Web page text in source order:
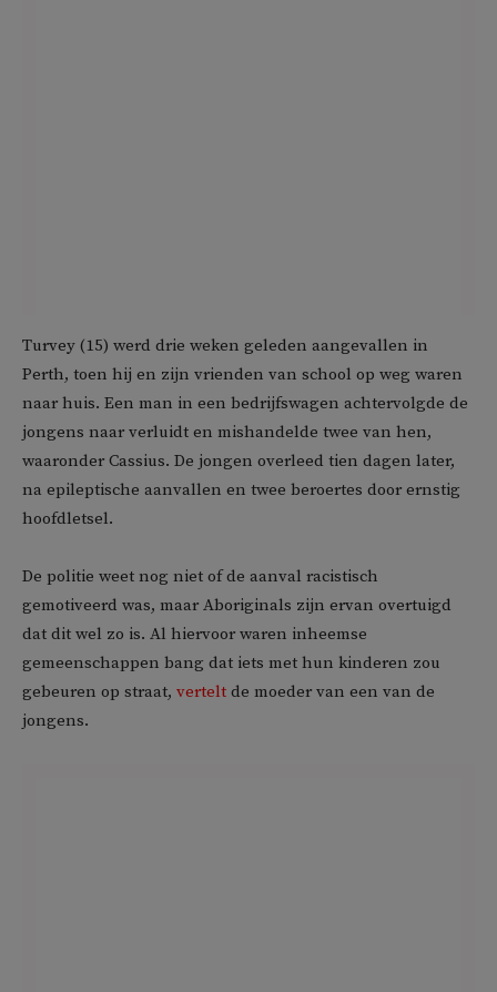
Turvey (15) werd drie weken geleden aangevallen in
Perth, toen hij en zijn vrienden van school op weg waren
naar huis. Een man in een bedrijfswagen achtervolgde de
jongens naar verluidt en mishandelde twee van hen,
waaronder Cassius. De jongen overleed tien dagen later,
na epileptische aanvallen en twee beroertes door ernstig
hoofdletsel.
De politie weet nog niet of de aanval racistisch
gemotiveerd was, maar Aboriginals zijn ervan overtuigd
dat dit wel zo is. Al hiervoor waren inheemse
gemeenschappen bang dat iets met hun kinderen zou
gebeuren op straat, vertelt de moeder van een van de
jongens.